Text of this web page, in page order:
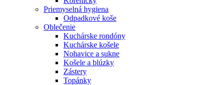
Priemyselná hygiena
Odpadkové koše
Oblečenie
Kuchárske rondóny
Kuchárske košele
Nohavice a sukne
Košele a blúzky
Zástery
Topánky